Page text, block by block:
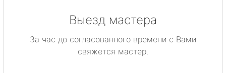
Выезд мастера
За час до согласованного времени с Вами
свяжется мастер.